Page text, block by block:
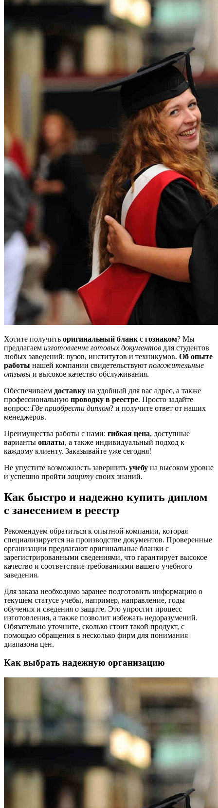
Хотите получить оригинальный бланк с гознаком? Мы
предлагаем изготовление готовых документов для студентов
любых заведений: вузов, институтов и техникумов. Об опыте
работы нашей компании свидетельствуют положительные
отзывы и высокое качество обслуживания.
Обеспечиваем доставку на удобный для вас адрес, а также
профессиональную проводку в реестре. Просто задайте
вопрос: Где приобрести диплом? и получите ответ от наших
менеджеров.
Преимущества работы с нами: гибкая цена, доступные
варианты оплаты, а также индивидуальный подход к
каждому клиенту. Заказывайте уже сегодня!
Не упустите возможность завершить учебу на высоком уровне
и успешно пройтизащиту своих знаний.
Как быстро и надежно купить диплом
с занесением в реестр
Рекомендуем обратиться к опытной компании, которая
специализируется на производстве документов. Проверенные
организации предлагают оригинальные бланки с
зарегистрированными сведениями, что гарантирует высокое
качество и соответствие требованиями вашего учебного
заведения.
Для заказа необходимо заранее подготовить информацию о
текущем статусе учебы, например, направление, годы
обучения и сведения о защите. Это упростит процесс
изготовления, а также позволит избежать недоразумений.
Обязательно уточните, сколько стоит такой продукт, с
помощью обращения в несколько фирм для понимания
диапазона цен.
Как выбрать надежную организацию